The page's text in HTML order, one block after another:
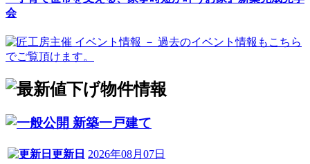
会
新築一戸建て
更新日 2026年08月07日